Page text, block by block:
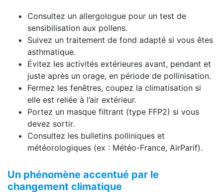
Consultez un allergologue pour un test de
sensibilisation aux pollens.
Suivez un traitement de fond adapté si vous êtes
asthmatique.
Évitez les activités extérieures avant, pendant et
juste après un orage, en période de pollinisation.
Fermez les fenêtres, coupez la climatisation si
elle est reliée à l’air extérieur.
Portez un masque filtrant (type FFP2) si vous
devez sortir.
Consultez les bulletins polliniques et
météorologiques (ex : Météo-France, AirParif).
Un phénomène accentué par le
changement climatique